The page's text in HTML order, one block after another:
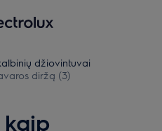
džiovintuvai
diržą (3)